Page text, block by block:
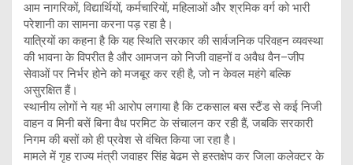
आम नागरिकों, विद्यार्थियों, कर्मचारियों, महिलाओं और श्रमिक वर्ग को भारी
परेशानी का सामना करना पड़ रहा है।
यात्रियों का कहना है कि यह स्थिति सरकार की सार्वजनिक परिवहन व्यवस्था
की भावना के विपरीत है और आमजन को निजी वाहनों व अवैध वैन–जीप
सेवाओं पर निर्भर होने को मजबूर कर रही है, जो न केवल महंगे बल्कि
असुरक्षित हैं।
स्थानीय लोगों ने यह भी आरोप लगाया है कि टकसाल बस स्टैंड से कई निजी
वाहन व मिनी बसें बिना वैध परमिट के संचालन कर रही हैं, जबकि सरकारी
निगम की बसों को ही प्रवेश से वंचित किया जा रहा है।
मामले में गृह राज्य मंत्री जवाहर सिंह बेढम से हस्तक्षेप कर जिला कलेक्टर के